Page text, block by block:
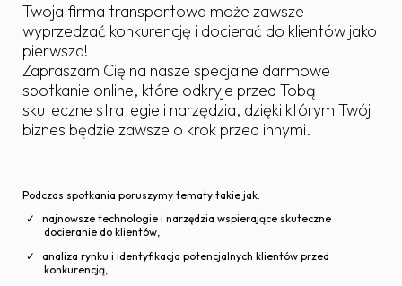
Twoja firma transportowa może zawsze
wyprzedzać konkurencję i docierać do klientów jako
pierwsza!
Zapraszam Cię na nasze specjalne darmowe
spotkanie online, które odkryje przed Tobą
skuteczne strategie i narzędzia, dzięki którym Twój
biznes będzie zawsze o krok przed innymi.
Podczas spotkania poruszymy tematy takie jak:
najnowsze technologie i narzędzia wspierające skuteczne
docieranie do klientów,
analiza rynku i identyfikacja potencjalnych klientów przed
konkurencją,